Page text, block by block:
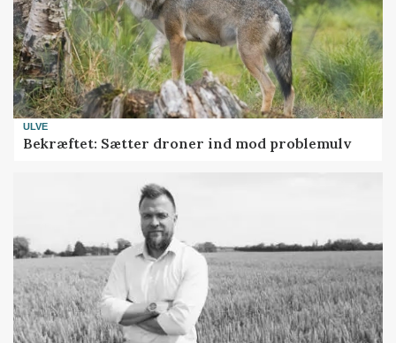
ULVE
Bekræftet: Sætter droner ind mod problemulv